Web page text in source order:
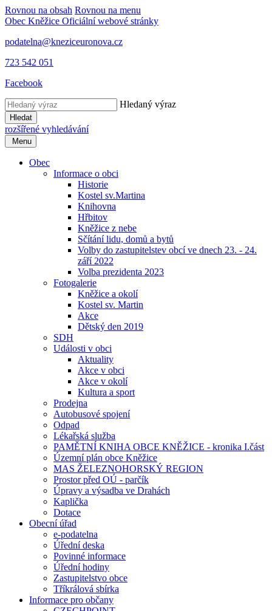
Rovnou na obsah Rovnou na menu
Obec Kněžice Oficiální webové stránky
podatelna@kneziceuronova.cz
723 542 051
Facebook
Hledaný výraz
Hledat
rozšířené vyhledávání
Menu
Obec
Informace o obci
Historie
Kostel sv.Martina
Knihovna
Hřbitov
Kněžice z nebe
Sčítání lidu, domů a bytů
Volby do zastupitelstev obcí ve dnech 23. - 24.
září 2022
Volba prezidenta 2023
Fotogalerie
Kněžice a okolí
Kostel sv. Martin
Akce
Dětský den 2019
SDH
Události v obci
Aktuality
Akce v obci
Akce v okolí
Kultura a sport
Prodejna
Autobusové spojení
Odpad
Lékařská služba
PAMĚTNÍ KNIHA OBCE KNĚŽICE - kronika I.část
Územní plán obce Kněžice
MAS ŽELEZNOHORSKÝ REGION
Prostor před OÚ - parčík
Úpravy a výsadba ve Drahách
Kaplička
Dotace
Obecní úřad
e-podatelna
Úřední deska
Povinné informace
Úřední hodiny
Zastupitelstvo obce
Tříkrálová sbírka
Informace pro občany